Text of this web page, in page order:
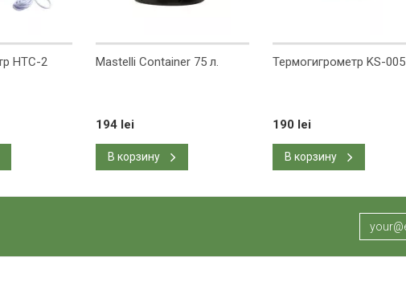
HTC-2 Mastelli Container 75 л.
194 lei
В корзину
Термогигрометр KS-005
190 lei
В корзину